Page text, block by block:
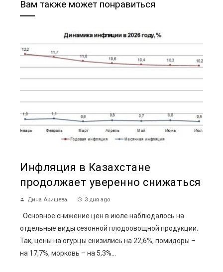
Вам также может понравиться
Инфляция в Казахстане
продолжает уверенно снижаться
Дина Акишева 3 дня ago
Основное снижение цен в июле наблюдалось на
отдельные виды сезонной плодоовощной продукции.
Так, цены на огурцы снизились на 22,6%, помидоры –
на 17,7%, морковь – на 5,3%...